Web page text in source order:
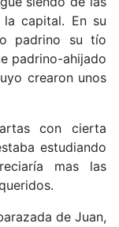
capital. En su
padrino su tío
padrino-ahijado
crearon unos
con cierta
estudiando
mas las
de Juan,